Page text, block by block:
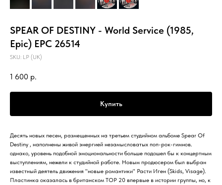
SPEAR OF DESTINY - World Service (1985,
Epic) EPC 26514
SKU: LP (UK)
1 600 р.
Купить
Десять новых песен, размещенных на третьем студийном альбоме Spear Of
Destiny , наполнены живой энергией незамысловатых поп-рок-гимнов.
однако, уровень подобной эмоциональности больше подошел бы к концертным
выступлениям, нежели к студийной работе. Новым продюсером был выбран
известный деятель движения "новые романтики" Расти Иген (Skids, Visage).
Пластинка оказалась в британском ТОР 20 впервые в истории группы, но, к